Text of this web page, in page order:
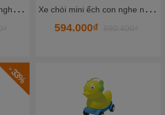
X
e chòi mini vịt con ngộ nghĩnh HKCXC02-8
- 33%
X
e chòi mini ếch con nghe nhạc HKCXC02-6
594.000₫